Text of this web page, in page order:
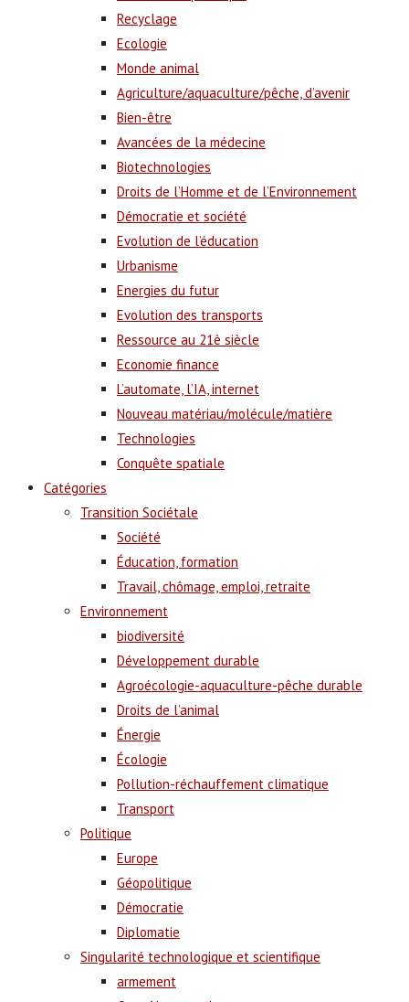
Recyclage
Ecologie
Monde animal
Agriculture/aquaculture/pêche, d’avenir
Bien-être
Avancées de la médecine
Biotechnologies
Droits de l’Homme et de l’Environnement
Démocratie et société
Evolution de l’éducation
Urbanisme
Energies du futur
Evolution des transports
Ressource au 21è siècle
Economie finance
L’automate, l’IA, internet
Nouveau matériau/molécule/matière
Technologies
Conquête spatiale
Catégories
Transition Sociétale
Société
Éducation, formation
Travail, chômage, emploi, retraite
Environnement
biodiversité
Développement durable
Agroécologie-aquaculture-pêche durable
Droits de l’animal
Énergie
Écologie
Pollution-réchauffement climatique
Transport
Politique
Europe
Géopolitique
Démocratie
Diplomatie
Singularité technologique et scientifique
armement